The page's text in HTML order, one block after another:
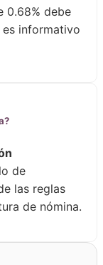
0.68% debe
informativo
de
las reglas
de nómina.